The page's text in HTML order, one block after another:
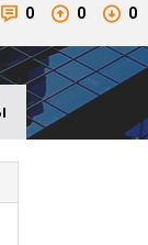
0 0 0